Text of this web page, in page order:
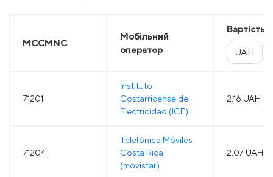
MCCMNC
Мобільний
оператор
Вартість
UAH
71201
Instituto
Costarricense de
Electricidad (ICE)
2.16 UAH
71204
Telefónica Móviles
Costa Rica
(movistar)
2.07 UAH